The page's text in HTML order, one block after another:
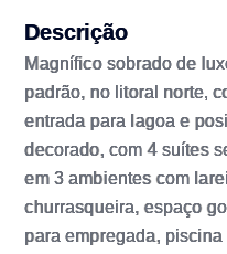
Descrição
Magnífico sobrado de
padrão, no litoral norte,
entrada para lagoa e
decorado, com 4 suítes
em 3 ambientes com
churrasqueira, espaço
para empregada,